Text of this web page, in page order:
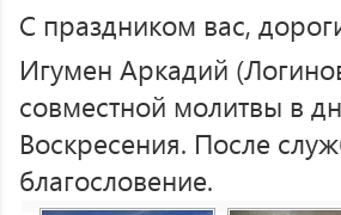
С праздником вас,
Игумен Аркадий
совместной молитвы в
Воскресения. После
благословение.